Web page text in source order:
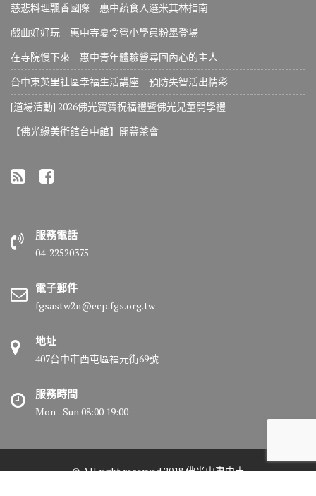
慈悲料理飄香國際 惠中蔬食入選米其林指南
戲曲好好玩 惠中寺夏令營小學員粉墨登場
在寺院慢下來 惠中青年體驗營尋回內心的主人
台中東英里社區幸福生活講座 預防失智活出精彩
[道場活動] 2026佛光寶寶祝福禮暨佛光兒童開學禮
【佛光緣美術館台中館】開幕茶會
服務電話
04-22520375
電子郵件
fgsastw2n@ecp.fgs.org.tw
地址
407台中市西屯區福元街69號
服務時間
Mon - Sun 08:00 19:00
© All right reserved 2018 佛光山惠中寺